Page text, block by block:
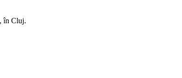
în Cluj.